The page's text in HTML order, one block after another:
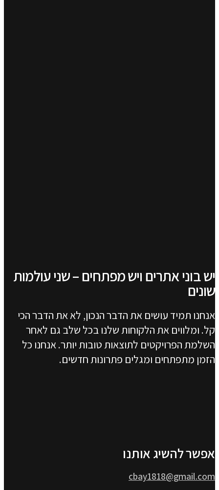
יש בוני אתרים ויש מפתחים – שני עולמות
שונים
אנחנו תמיד עושים את הדבר הנכון, לא את הדבר הכי
קל. ומלווים את הלקוחות שלנו בכל שלב גם לאחר
השלמת הפרויקטים לתוצאות טובות יותר. אנחנו כל
הזמן מתפתחים ומגלים פתרונות חדשים.
אפשר להשיג אותנו
cbay1818@gmail.com